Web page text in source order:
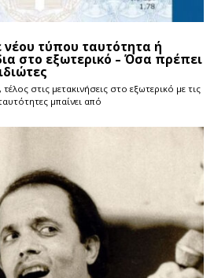
τύπου ταυτότητα ή
στο εξωτερικό – Όσα πρέπει
στις μετακινήσεις στο εξωτερικό με τις
μπαίνει από